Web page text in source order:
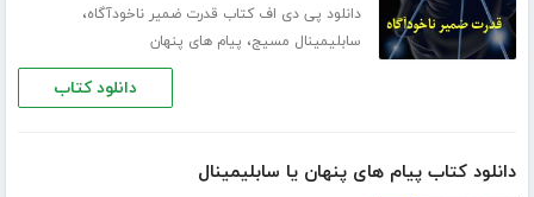
دانلود پی دی اف کتاب قدرت ضمیر ناخودآگاه،
سابلیمینال مسیج، پیام های پنهان
دانلود کتاب
دانلود کتاب پیام های پنهان یا سابلیمینال